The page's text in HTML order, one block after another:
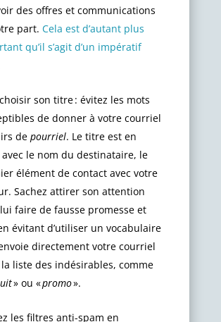
des offres et communications
part. Cela est d’autant plus
qu’il s’agit d’un impératif
son titre : évitez les mots
de donner à votre courriel
de pourriel. Le titre est en
le nom du destinataire, le
élément de contact avec votre
Sachez attirer son attention
faire de fausse promesse et
évitant d’utiliser un vocabulaire
directement votre courriel
liste des indésirables, comme
» ou «promo».
les filtres anti-spam en